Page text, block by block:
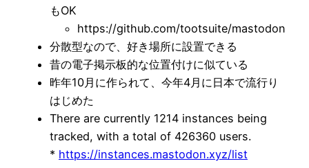
もOK
https://github.com/tootsuite/mastodon
分散型なので、好き場所に設置できる
昔の電子掲示板的な位置付けに似ている
昨年10月に作られて、今年4月に日本で流行り
はじめた
There are currently 1214 instances being
tracked, with a total of 426360 users.
* https://instances.mastodon.xyz/list